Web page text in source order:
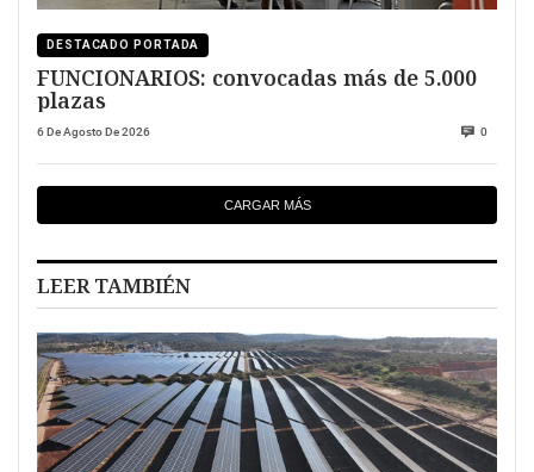
DESTACADO PORTADA
FUNCIONARIOS: convocadas más de 5.000
plazas
6 De Agosto De 2026 0
CARGAR MÁS
LEER TAMBIÉN